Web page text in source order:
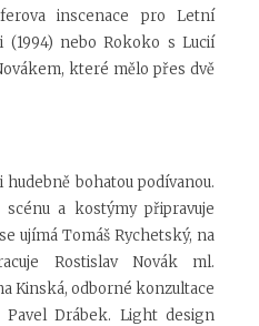
inscenace pro Letní
(1994) nebo Rokoko s Lucií
které mělo přes dvě
bohatou podívanou.
a kostýmy připravuje
ujímá Tomáš Rychetský, na
Rostislav Novák ml.
Kinská, odborné konzultace
Pavel Drábek. Light design